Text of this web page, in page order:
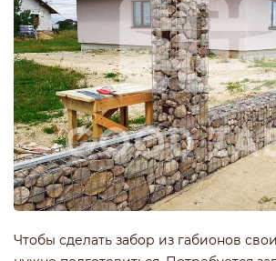
Чтобы сделать забор из габионов